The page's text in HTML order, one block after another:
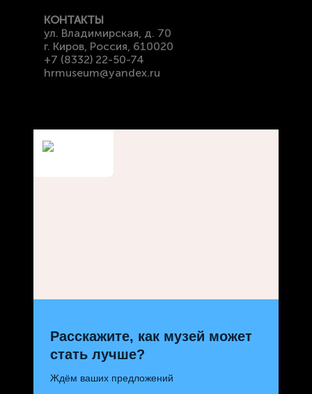
КОНТАКТЫ
ул. Владимирская, д. 70
г. Киров, Россия, 610020
+7 (8332) 22-50-74
hrmuseum@yandex.ru
Расскажите, как музей может
стать лучше?
Ждём ваших предложений